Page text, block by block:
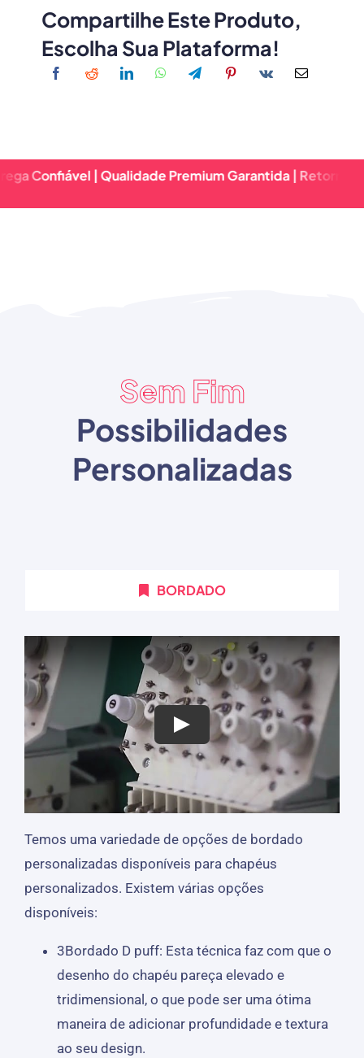
Compartilhe Este Produto,
Escolha Sua Plataforma!
| Qualidade Premium Garantida | Retorno Rápido &
Sem Fim
Possibilidades
Personalizadas
BORDADO
Temos uma variedade de opções de bordado
personalizadas disponíveis para chapéus
personalizados. Existem várias opções
disponíveis:
3Bordado D puff: Esta técnica faz com que o
desenho do chapéu pareça elevado e
tridimensional, o que pode ser uma ótima
maneira de adicionar profundidade e textura
ao seu design.